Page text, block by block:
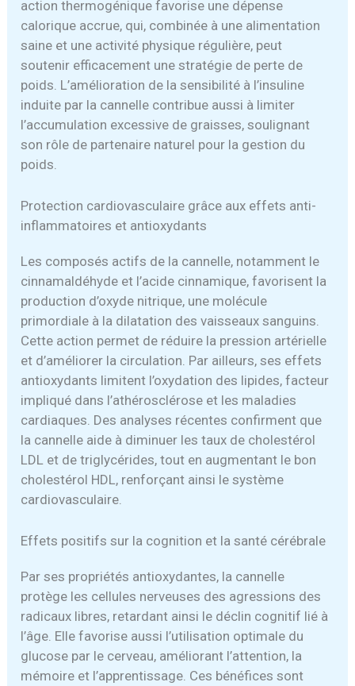
action thermogénique favorise une dépense
calorique accrue, qui, combinée à une alimentation
saine et une activité physique régulière, peut
soutenir efficacement une stratégie de perte de
poids. L’amélioration de la sensibilité à l’insuline
induite par la cannelle contribue aussi à limiter
l’accumulation excessive de graisses, soulignant
son rôle de partenaire naturel pour la gestion du
poids.
Protection cardiovasculaire grâce aux effets anti-
inflammatoires et antioxydants
Les composés actifs de la cannelle, notamment le
cinnamaldéhyde et l’acide cinnamique, favorisent la
production d’oxyde nitrique, une molécule
primordiale à la dilatation des vaisseaux sanguins.
Cette action permet de réduire la pression artérielle
et d’améliorer la circulation. Par ailleurs, ses effets
antioxydants limitent l’oxydation des lipides, facteur
impliqué dans l’athérosclérose et les maladies
cardiaques. Des analyses récentes confirment que
la cannelle aide à diminuer les taux de cholestérol
LDL et de triglycérides, tout en augmentant le bon
cholestérol HDL, renforçant ainsi le système
cardiovasculaire.
Effets positifs sur la cognition et la santé cérébrale
Par ses propriétés antioxydantes, la cannelle
protège les cellules nerveuses des agressions des
radicaux libres, retardant ainsi le déclin cognitif lié à
l’âge. Elle favorise aussi l’utilisation optimale du
glucose par le cerveau, améliorant l’attention, la
mémoire et l’apprentissage. Ces bénéfices sont